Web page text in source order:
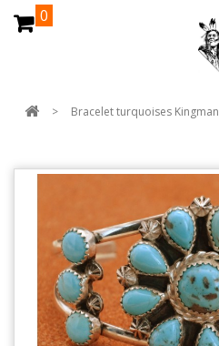
0
> Bracelet turquoises Kingman